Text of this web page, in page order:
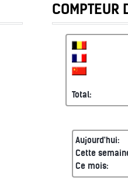
COMPTEUR
Total:
Aujourd'hui:
Cette
Ce mois: